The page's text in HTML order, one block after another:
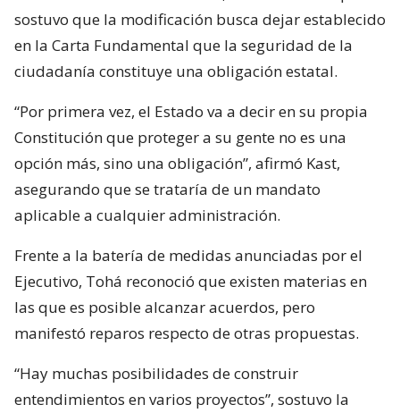
sostuvo que la modificación busca dejar establecido
en la Carta Fundamental que la seguridad de la
ciudadanía constituye una obligación estatal.
“Por primera vez, el Estado va a decir en su propia
Constitución que proteger a su gente no es una
opción más, sino una obligación”, afirmó Kast,
asegurando que se trataría de un mandato
aplicable a cualquier administración.
Frente a la batería de medidas anunciadas por el
Ejecutivo, Tohá reconoció que existen materias en
las que es posible alcanzar acuerdos, pero
manifestó reparos respecto de otras propuestas.
“Hay muchas posibilidades de construir
entendimientos en varios proyectos”, sostuvo la